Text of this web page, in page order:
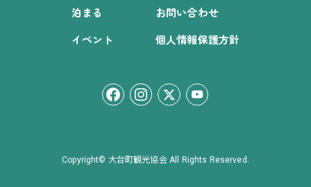
泊まる
イベント
お問い合わせ
個人情報保護方針
Copyright© 大台町観光協会 All Rights Reserved.